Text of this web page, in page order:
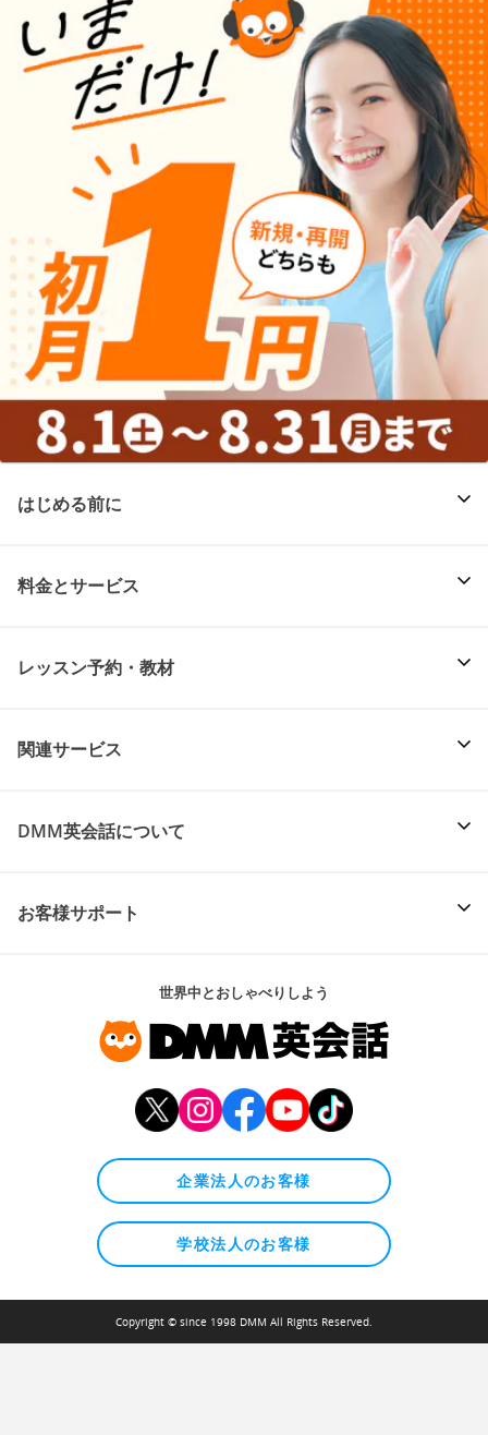
はじめる前に
料金とサービス
レッスン予約・教材
関連サービス
DMM英会話について
お客様サポート
世界中とおしゃべりしよう
企業法人のお客様
学校法人のお客様
Copyright © since 1998 DMM All Rights Reserved.